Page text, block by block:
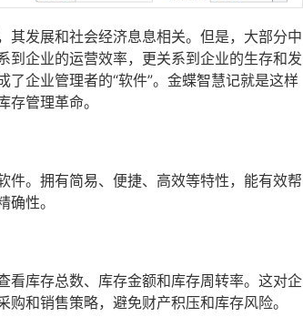
其发展和社会经济息息相关。但是，大部分中
到企业的运营效率，更关系到企业的生存和发
企业管理者的“软件”。金蝶智慧记就是这样
管理革命。
件。拥有简易、便捷、高效等特性，能有效帮
性。
看库存总数、库存金额和库存周转率。这对企
和销售策略，避免财产积压和库存风险。